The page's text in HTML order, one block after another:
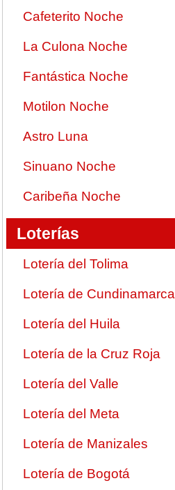
Cafeterito Noche
La Culona Noche
Fantástica Noche
Motilon Noche
Astro Luna
Sinuano Noche
Caribeña Noche
Loterías
Lotería del Tolima
Lotería de Cundinamarca
Lotería del Huila
Lotería de la Cruz Roja
Lotería del Valle
Lotería del Meta
Lotería de Manizales
Lotería de Bogotá